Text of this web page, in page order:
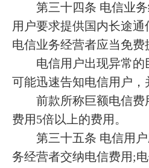
第三十四条 电信业务
用户要求提供国内长途
电信业务经营者应当免费
电信用户出现异常的
可能迅速告知电信用户，
前款所称巨额电信费
费用5倍以上的费用。
第三十五条 电信用户
务经营者交纳电信费用;